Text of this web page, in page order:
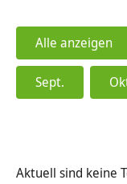
Alle anzeigen
Sept.
Aktuell sind keine